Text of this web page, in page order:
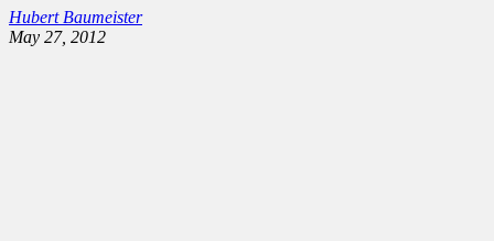
Hubert Baumeister
May 27, 2012